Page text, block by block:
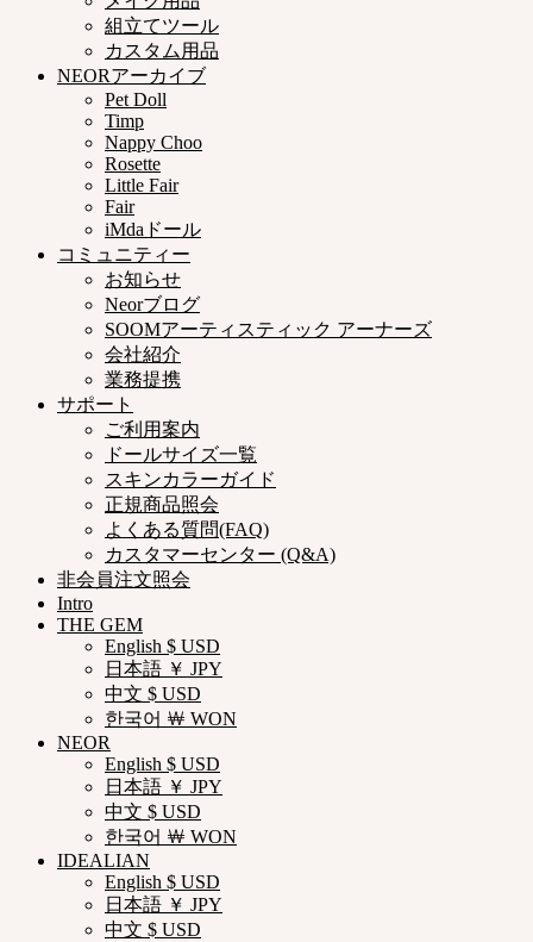
組立てツール
カスタム用品
NEORアーカイブ
Pet Doll
Timp
Nappy Choo
Rosette
Little Fair
Fair
iMdaドール
コミュニティー
お知らせ
Neorブログ
SOOMアーティスティック アーナーズ
会社紹介
業務提携
サポート
ご利用案内
ドールサイズ一覧
スキンカラーガイド
正規商品照会
よくある質問(FAQ)
カスタマーセンター (Q&A)
非会員注文照会
Intro
THE GEM
English $ USD
日本語 ￥ JPY
中文 $ USD
한국어 ￦ WON
NEOR
English $ USD
日本語 ￥ JPY
中文 $ USD
한국어 ￦ WON
IDEALIAN
English $ USD
日本語 ￥ JPY
中文 $ USD